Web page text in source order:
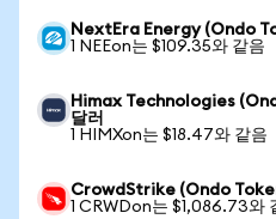
NextEra Energy (Ondo
1 NEEon는 $109.35와 같음
Himax Technologies
달러
1 HIMXon는 $18.47와 같음
CrowdStrike (Ondo
1 CRWDon는 $1,086.73와